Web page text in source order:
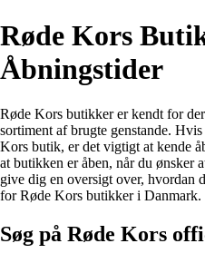
Røde Kors
Åbningstider
Røde Kors butikker er kendt for
sortiment af brugte genstande.
Kors butik, er det vigtigt at kende
at butikken er åben, når du ønsker
give dig en oversigt over, hvordan
for Røde Kors butikker i Danmark.
Søg på Røde Kors